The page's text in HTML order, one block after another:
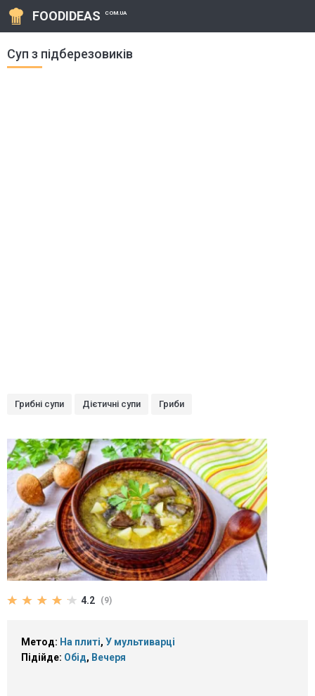
FOODIDEAS COM.UA
Суп з підберезовиків
Грибні супи Дієтичні супи Гриби
4.2 (9)
Метод: На плиті, У мультиварці
Підійде: Обід, Вечеря